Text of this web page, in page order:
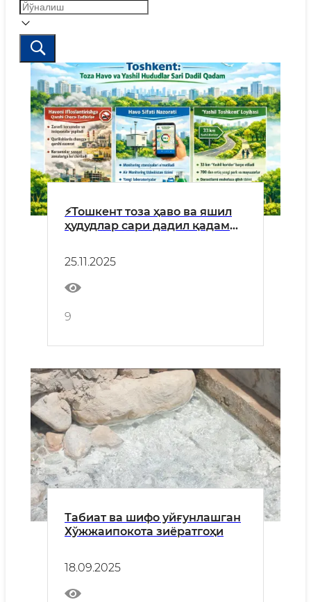
⚡️Тошкент тоза ҳаво ва яшил
ҳудудлар сари дадил қадам
25.11.2025
9
Табиат ва шифо уйғунлашган
Хўжжаипокота зиёратгоҳи
18.09.2025